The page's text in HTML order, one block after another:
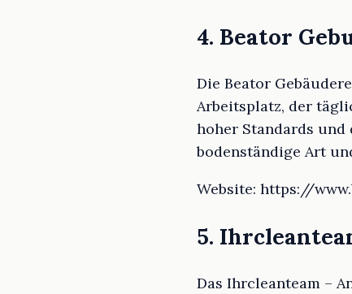
4. Beator
Die Beator
Arbeitsplatz, der
hoher Standards und
bodenständige Art
Website: https://
5.
Das Ihrcleanteam –